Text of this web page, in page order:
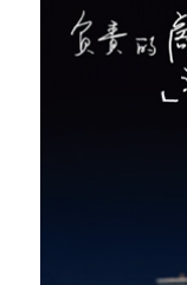
态、建立长效流
见建议。 刘小
政商关系，搭建
施策、企业的
基地、自贸港跨
利和市场活力
8月7日下午，